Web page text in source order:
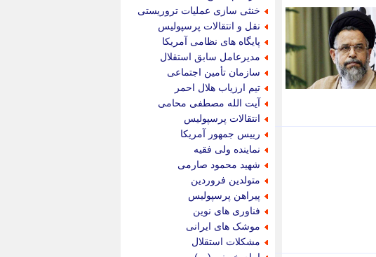
خنثی سازی عملیات تروریستی
نقل و انتقالات پرسپولیس
پایگاه های نظامی آمریکا
مدیرعامل سابق استقلال
سازمان تأمین اجتماعی
تیم ارزیاب هلال احمر
آیت الله مصطفی محامی
انتقالات پرسپولیس
رییس جمهور آمریکا
نماینده ولی فقیه
شهید محمود صارمی
متولدین فروردین
پیراهن پرسپولیس
فناوری های نوین
موشک های ایرانی
مشکلات استقلال